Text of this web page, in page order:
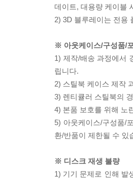
데이트, 대용량 케이블
2) 3D 블루레이는 전용
※ 아웃케이스/구성품/
1) 제작/배송 과정에서
립니다.
2) 스틸북 케이스 제작
3) 렌티큘러 스틸북의
4) 본품 보호를 위해 노
5) 아웃케이스/구성품/
환/반품이 제한될 수 있
※ 디스크 재생 불량
1) 기기 문제로 인해 발